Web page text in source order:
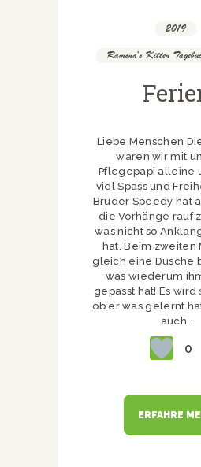
2019
Ramona's Kitten
Liebe Menschen
waren wir mit
Pflegepapi alleine
viel Spass und
Bruder Speedy hat
die Vorhänge rauf
was nicht so
hat. Beim zweiten
gleich eine Dusche
was wiederum
gepasst hat! Es wird
ob er was gelernt
auch…
0
ERFAHRE